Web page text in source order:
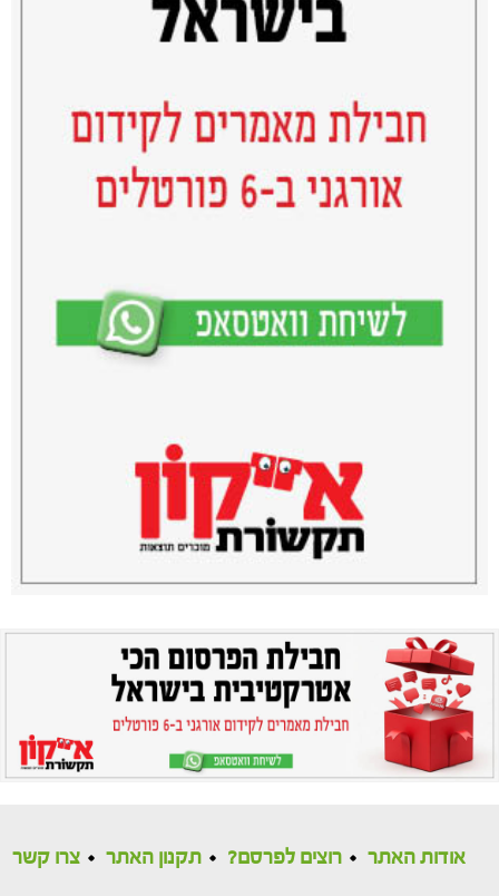
אודות האתר רוצים לפרסם? תקנון האתר צרו קשר